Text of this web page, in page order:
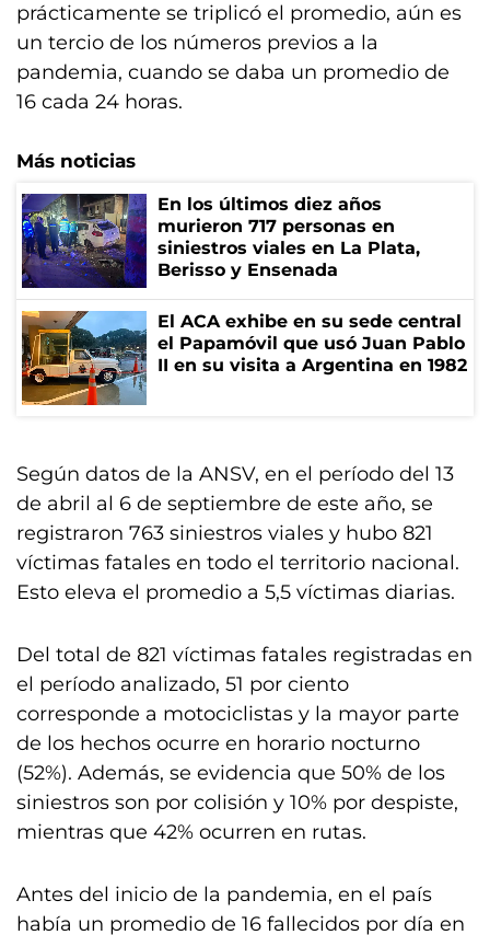
prácticamente se triplicó el promedio, aún es
un tercio de los números previos a la
pandemia, cuando se daba un promedio de
16 cada 24 horas.
Más noticias
En los últimos diez años
murieron 717 personas en
siniestros viales en La Plata,
Berisso y Ensenada
El ACA exhibe en su sede central
el Papamóvil que usó Juan Pablo
II en su visita a Argentina en 1982
Según datos de la ANSV, en el período del 13
de abril al 6 de septiembre de este año, se
registraron 763 siniestros viales y hubo 821
víctimas fatales en todo el territorio nacional.
Esto eleva el promedio a 5,5 víctimas diarias.
Del total de 821 víctimas fatales registradas en
el período analizado, 51 por ciento
corresponde a motociclistas y la mayor parte
de los hechos ocurre en horario nocturno
(52%). Además, se evidencia que 50% de los
siniestros son por colisión y 10% por despiste,
mientras que 42% ocurren en rutas.
Antes del inicio de la pandemia, en el país
había un promedio de 16 fallecidos por día en